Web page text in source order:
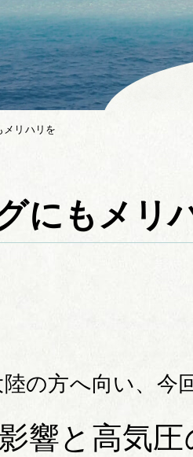
メリハリを
にもメリ
の方へ向い、今
響と高気